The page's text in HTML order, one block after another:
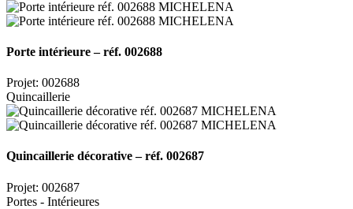
Porte intérieure – réf. 002688
Projet: 002688
Quincaillerie
Quincaillerie décorative – réf. 002687
Projet: 002687
Portes - Intérieures